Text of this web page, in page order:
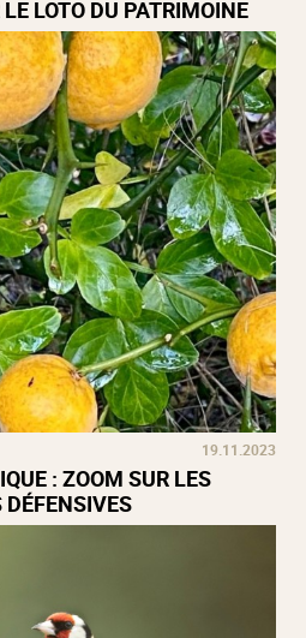
LOTO DU PATRIMOINE
19.11.2023
: ZOOM SUR LES
DÉFENSIVES